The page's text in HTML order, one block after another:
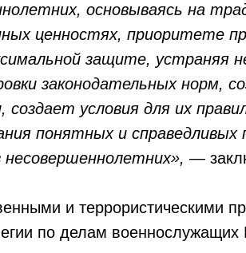
основываясь на
ценностях, приоритете
защите, устраняя
законодательных норм,
условия для их
понятных и справедливых
—
и террористическими
по делам военнослужащих